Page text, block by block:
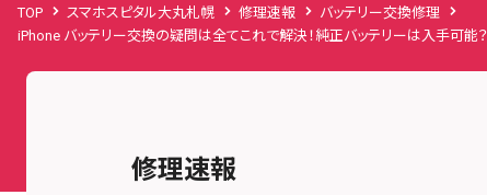
TOP スマホスピタル大丸札幌 修理速報
バッテリー交換修理
iPhone バッテリー交換の疑問は全てこれで解決！純正バッテリーは入手可能？
修理速報